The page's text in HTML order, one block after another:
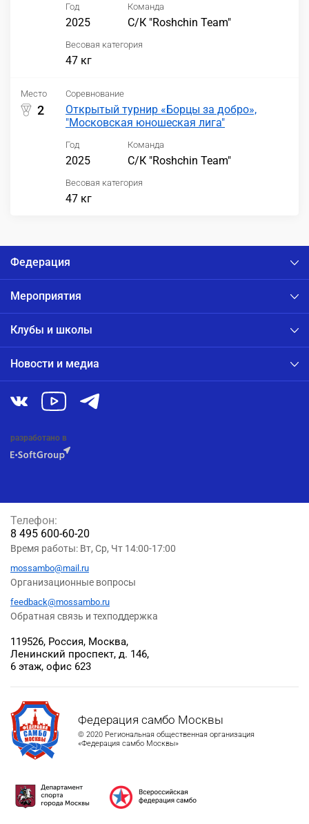
Год
2025
Команда
С/К "Roshchin Team"
Весовая категория
47 кг
Место
2
Соревнование
Открытый турнир «Борцы за добро»,
"Московская юношеская лига"
Год
2025
Команда
С/К "Roshchin Team"
Весовая категория
47 кг
Федерация
Мероприятия
Клубы и школы
Новости и медиа
разработано в
Федерация самбо Москвы
© 2020 Региональная общественная организация
«Федерация самбо Москвы»
119526, Россия, Москва,
Ленинский проспект, д. 146,
6 этаж, офис 623
Телефон:
8 495 600-60-20
Время работы: Вт, Ср, Чт 14:00-17:00
mossambo@mail.ru
Организационные вопросы
feedback@mossambo.ru
Обратная связь и техподдержка